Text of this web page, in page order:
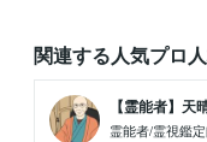
関連する人気プロ
【霊能者】天
霊能者/霊視鑑